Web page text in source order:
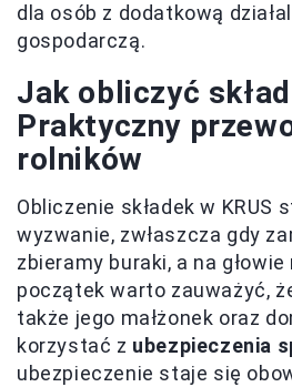
dla osób z dodatkową
gospodarczą.
Jak obliczyć
Praktyczny
rolników
Obliczenie składek w KRUS
wyzwanie, zwłaszcza gdy
zbieramy buraki, a na
początek warto zauważyć,
także jego małżonek oraz
korzystać z ubezpieczenia
ubezpieczenie staje się